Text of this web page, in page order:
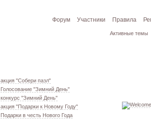
Форум Участники Правила
Активные темы
акция "Собери пазл"
Голосование "Зимний День"
конкурс "Зимний День"
акция "Подарки к Новому Году"
Подарки в честь Нового Года